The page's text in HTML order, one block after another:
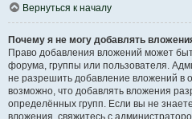
Вернуться к началу
Почему я не могу добавлять
Право добавления вложений может
форума, группы или пользователя.
не разрешить добавление вложений в
возможно, что добавлять вложения
определённых групп. Если вы не
вложения, свяжитесь с